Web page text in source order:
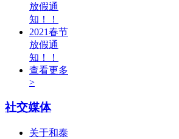
放假通
知！！
2021春节
放假通
知！！
查看更多
>
社交媒体
关于和泰